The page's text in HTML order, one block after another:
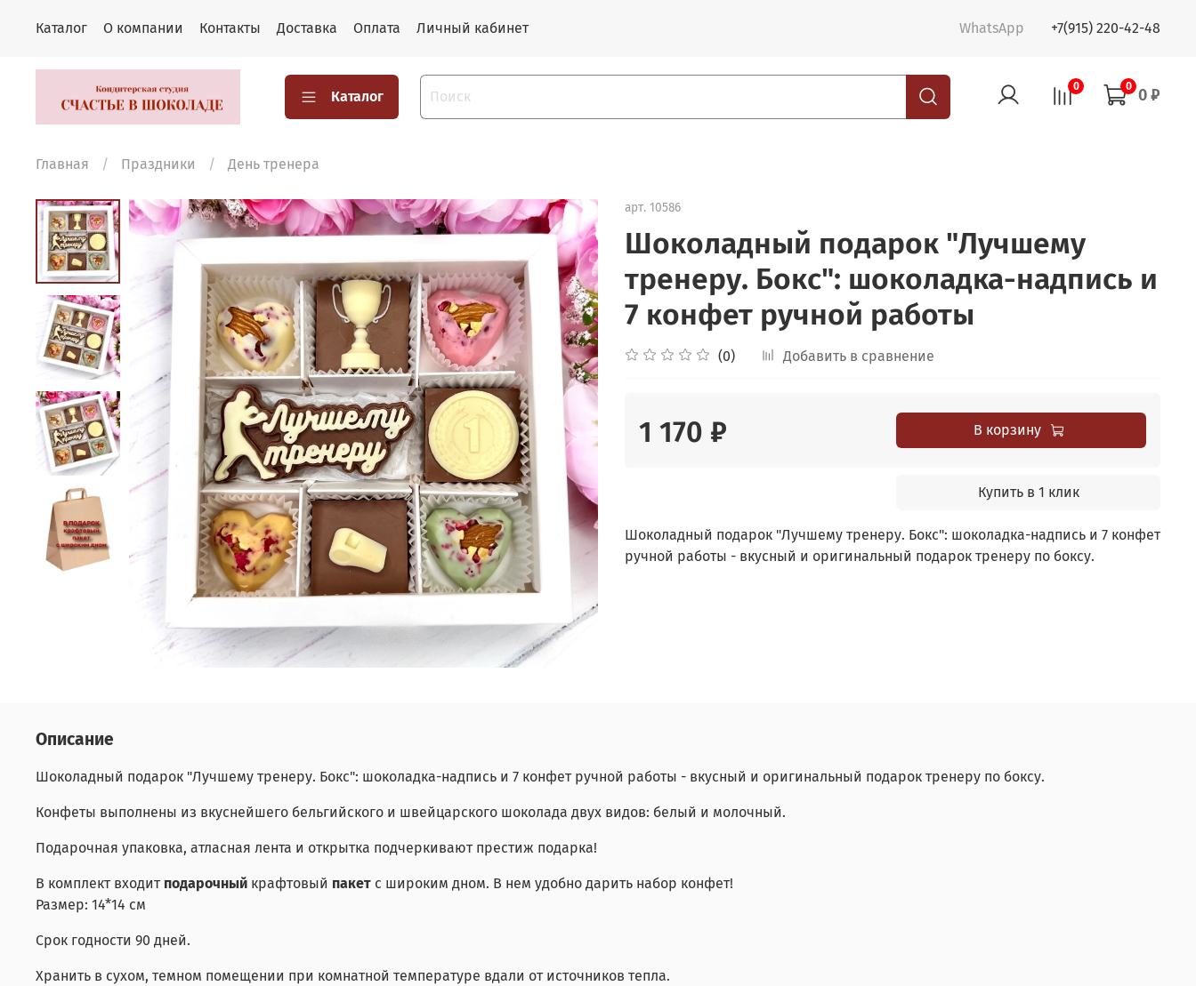
Каталог О компании Контакты Доставка Оплата Личный кабинет WhatsApp +7(915) 220-42-48
Каталог
0 0 0 ₽
Главная Праздники День тренера
арт. 10586
Шоколадный подарок "Лучшему
тренеру. Бокс": шоколадка-надпись и
7 конфет ручной работы
(0) Добавить в сравнение
1 170 ₽ В корзину
Купить в 1 клик
Шоколадный подарок "Лучшему тренеру. Бокс": шоколадка-надпись и 7 конфет
ручной работы - вкусный и оригинальный подарок тренеру по боксу.
Описание
Шоколадный подарок "Лучшему тренеру. Бокс": шоколадка-надпись и 7 конфет ручной работы - вкусный и оригинальный подарок тренеру по боксу.
Конфеты выполнены из вкуснейшего бельгийского и швейцарского шоколада двух видов: белый и молочный.
Подарочная упаковка, атласная лента и открытка подчеркивают престиж подарка!
В комплект входит подарочный крафтовый пакет с широким дном. В нем удобно дарить набор конфет!
Размер: 14*14 см
Срок годности 90 дней.
Хранить в сухом, темном помещении при комнатной температуре вдали от источников тепла.